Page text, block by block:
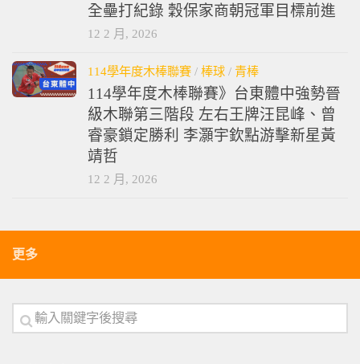
全壘打紀錄 穀保家商朝冠軍目標前進
12 2 月, 2026
114學年度木棒聯賽 / 棒球 / 青棒
114學年度木棒聯賽》台東體中強勢晉
級木聯第三階段 左右王牌汪昆峰、曾
睿豪鎖定勝利 李灝宇欽點游擊新星黃
靖哲
12 2 月, 2026
更多